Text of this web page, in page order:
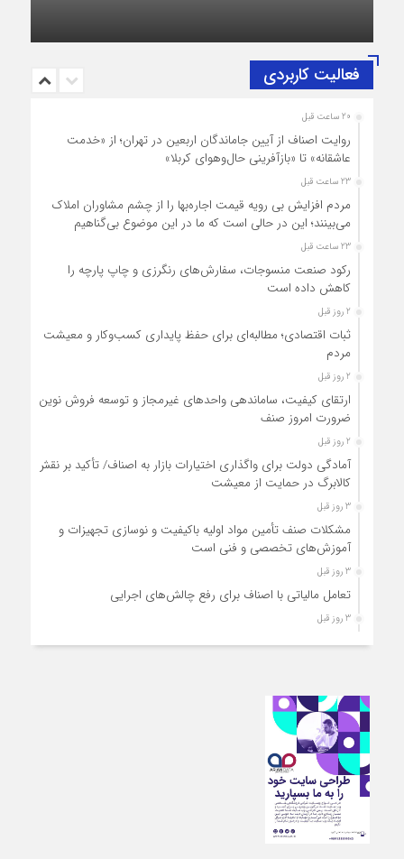
فعالیت کاربردی
20 ساعت قبل
روایت اصناف از آیین جاماندگان اربعین در تهران؛ از «خدمت
عاشقانه» تا «بازآفرینی حال‌وهوای کربلا»
23 ساعت قبل
مردم افزایش بی رویه قیمت اجاره‌بها را از چشم مشاوران املاک
می‌بینند؛ این در حالی است که ما در این موضوع بی‌گناهیم
23 ساعت قبل
رکود صنعت منسوجات، سفارش‌های رنگرزی و چاپ پارچه را
کاهش داده است
2 روز قبل
ثبات اقتصادی؛ مطالبه‌ای برای حفظ پایداری کسب‌وکار و معیشت
مردم
2 روز قبل
ارتقای کیفیت، ساماندهی واحدهای غیرمجاز و توسعه فروش نوین،
ضرورت امروز صنف
2 روز قبل
آمادگی دولت برای واگذاری اختیارات بازار به اصناف/ تأکید بر نقش
کالابرگ در حمایت از معیشت
3 روز قبل
مشکلات صنف تأمین مواد اولیه باکیفیت و نوسازی تجهیزات و
آموزش‌های تخصصی و فنی است
3 روز قبل
تعامل مالیاتی با اصناف برای رفع چالش‌های اجرایی
3 روز قبل
توجه به دغدغه های اصناف، کلید حل مشکلات اقتصادی کشور
واحدهای مجاز انجام شود